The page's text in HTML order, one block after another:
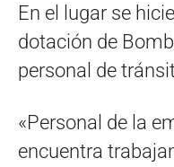
En el lugar se
dotación de
personal de
«Personal de la
encuentra